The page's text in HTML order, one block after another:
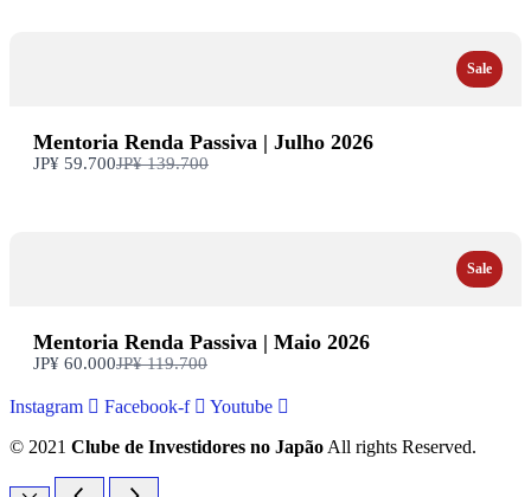
Sale
Mentoria Renda Passiva | Julho 2026
JP¥ 59.700Compare
JP¥ 139.700
Sale
Mentoria Renda Passiva | Maio 2026
JP¥ 60.000Compare
JP¥ 119.700
Instagram Facebook-f
Youtube
© 2021 Clube de Investidores no Japão All rights Reserved.